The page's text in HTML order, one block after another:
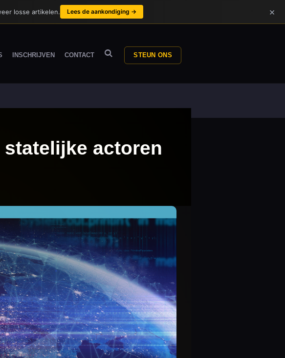
INSCHRIJVEN CONTACT STEUN ONS
actoren
losse artikelen. Lees de aankondiging → ×